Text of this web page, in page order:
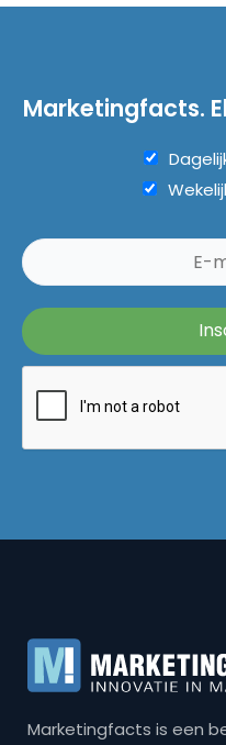
Marketingfacts.
Marketingfacts is een